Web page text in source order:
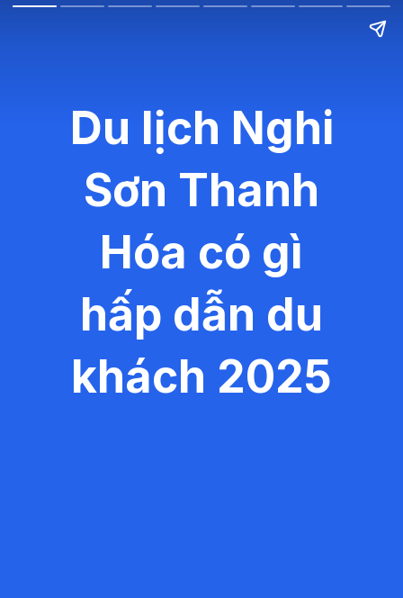
Du lịch Nghi
Sơn Thanh
Hóa có gì
hấp dẫn du
khách 2025